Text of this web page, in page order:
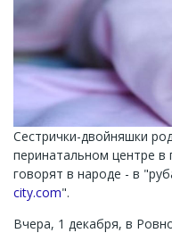
Сестрички-двойняшки
перинатальном центре в
говорят в народе - в
city.com".
Вчера, 1 декабря, в